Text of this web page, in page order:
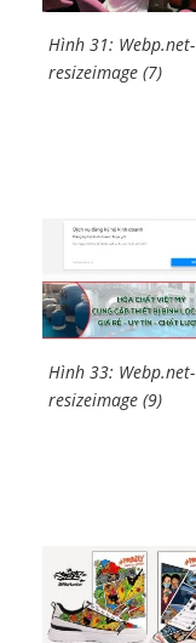
Hình 31: Webp.net-
resizeimage (7)
Hình 33: Webp.net-
resizeimage (9)